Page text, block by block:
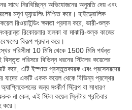
সাথে নিরবিচ্ছিন্ন অভিযোজনের অনুমতি দেয় এবং
মসৃণ হ্যান্ডলিং নিশ্চিত করে। হাইড্রোলিক
রিওয়াইন্ডিং ক্ষমতা প্রদান করে, ভারী-শুল্ক
রিকোয়লার হালকা বা মাঝারি-শুল্ক কাজের
বিকল্প প্রদান করে।
পরিসীমা 10 মিমি থেকে 1500 মিমি পর্যন্ত
পরিসরে বিভিন্ন ধরনের স্টিলের কয়েলের
করে, এটি ইস্পাত প্রস্তুতকারক এবং প্রসেসরদের
যাদের একটি একক কয়েল থেকে বিভিন্ন প্রস্থের
জন্য সংকীর্ণ স্ট্রিপ বা সাধারণ
না কেন, এই স্টিল কয়েল স্লিটার প্রতিবার
করে।